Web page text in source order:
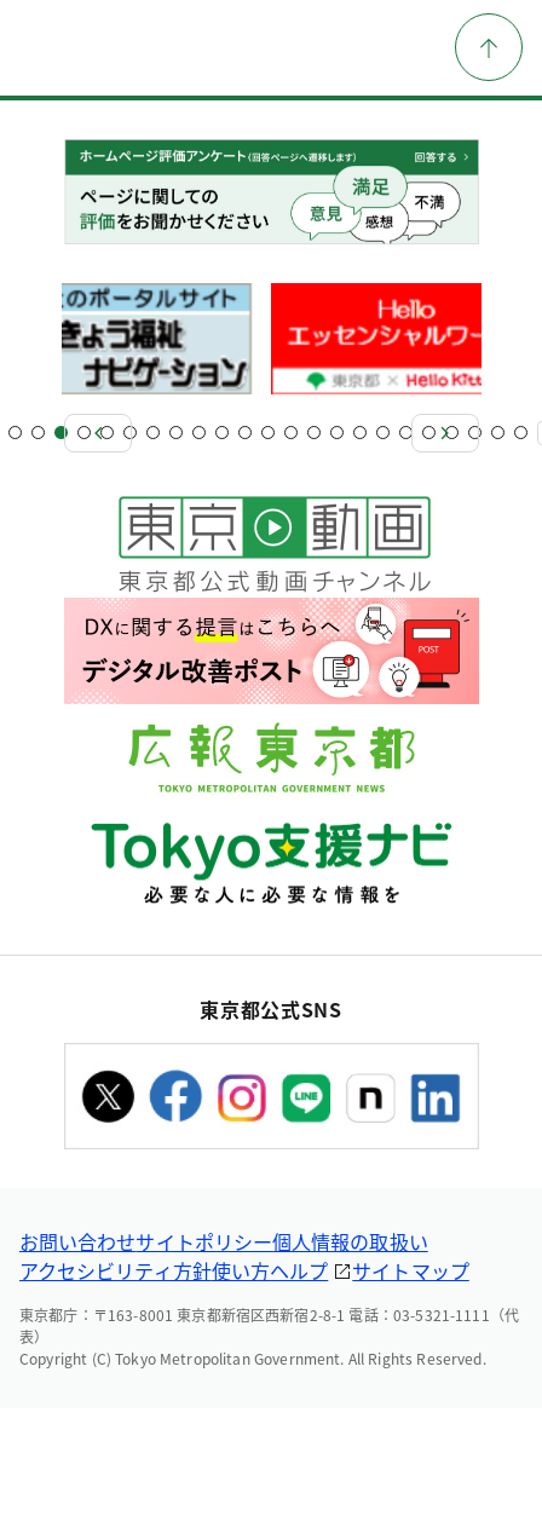
東京都公式SNS
お問い合わせサイトポリシー個人情報の取扱い
アクセシビリティ方針使い方ヘルプ サイトマップ
東京都庁：〒163-8001 東京都新宿区西新宿2-8-1 電話：03-5321-1111（代
表）
Copyright (C) Tokyo Metropolitan Government. All Rights Reserved.